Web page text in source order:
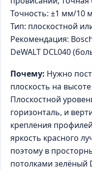
Точность: ±1 мм/10
Тип: плоскостной
Рекомендация:
DeWALT DCL040
Почему: Нужно
плоскость на
Плоскостной
горизонталь, и
крепления
яркость красного
поэтому в
потолками зелёный